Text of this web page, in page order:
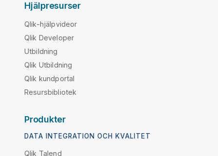
Hjälpresurser
Qlik-hjälpvideor
Qlik Developer
Utbildning
Qlik Utbildning
Qlik kundportal
Resursbibliotek
Produkter
DATA INTEGRATION OCH KVALITET
Qlik Talend